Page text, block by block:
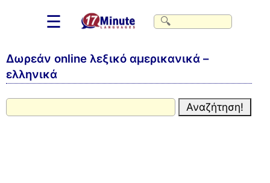
☰
Δωρεάν online λεξικό αμερικανικά –
ελληνικά